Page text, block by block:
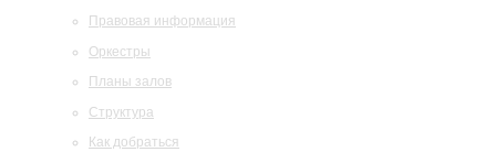
Правовая информация
Оркестры
Планы залов
Структура
Как добраться